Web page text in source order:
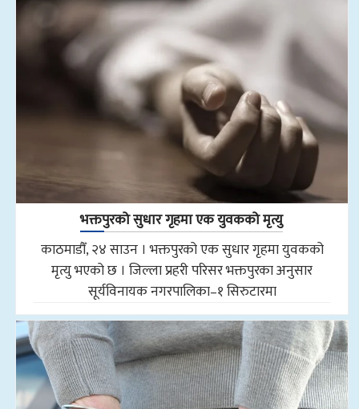
भक्तपुरको सुधार गृहमा एक युवकको मृत्यु
काठमाडौँ, २४ साउन । भक्तपुरको एक सुधार गृहमा युवकको
मृत्यु भएको छ । जिल्ला प्रहरी परिसर भक्तपुरका अनुसार
सूर्यविनायक नगरपालिका–१ सिरुटारमा